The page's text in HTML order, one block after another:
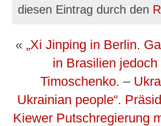
diesen Eintrag durch den
«„Xi Jinping in Berlin.
in Brasilien
Timoschenko. –
Ukrainian people“.
Kiewer Putschregierung